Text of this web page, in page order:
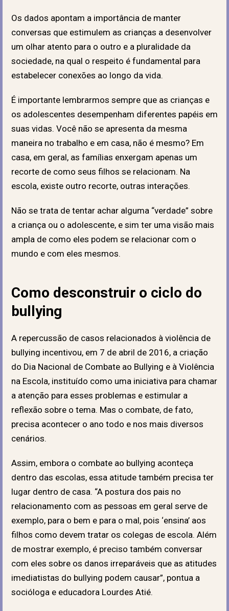
Os dados apontam a importância de manter
conversas que estimulem as crianças a desenvolver
um olhar atento para o outro e a pluralidade da
sociedade, na qual o respeito é fundamental para
estabelecer conexões ao longo da vida.
É importante lembrarmos sempre que as crianças e
os adolescentes desempenham diferentes papéis em
suas vidas. Você não se apresenta da mesma
maneira no trabalho e em casa, não é mesmo? Em
casa, em geral, as famílias enxergam apenas um
recorte de como seus filhos se relacionam. Na
escola, existe outro recorte, outras interações.
Não se trata de tentar achar alguma “verdade” sobre
a criança ou o adolescente, e sim ter uma visão mais
ampla de como eles podem se relacionar com o
mundo e com eles mesmos.
Como desconstruir o ciclo do
bullying
A repercussão de casos relacionados à violência de
bullying incentivou, em 7 de abril de 2016, a criação
do Dia Nacional de Combate ao Bullying e à Violência
na Escola, instituído como uma iniciativa para chamar
a atenção para esses problemas e estimular a
reflexão sobre o tema. Mas o combate, de fato,
precisa acontecer o ano todo e nos mais diversos
cenários.
Assim, embora o combate ao bullying aconteça
dentro das escolas, essa atitude também precisa ter
lugar dentro de casa. “A postura dos pais no
relacionamento com as pessoas em geral serve de
exemplo, para o bem e para o mal, pois ‘ensina’ aos
filhos como devem tratar os colegas de escola. Além
de mostrar exemplo, é preciso também conversar
com eles sobre os danos irreparáveis que as atitudes
imediatistas do bullying podem causar”, pontua a
socióloga e educadora Lourdes Atié.